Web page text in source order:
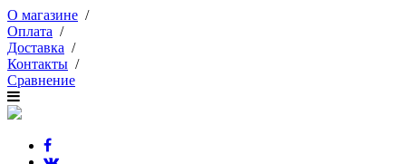
О магазине /
Оплата /
Доставка /
Контакты /
Сравнение